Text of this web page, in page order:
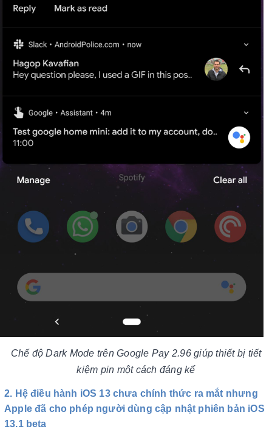
Chế độ Dark Mode trên Google Pay 2.96 giúp thiết bị tiết
kiệm pin một cách đáng kể
2. Hệ điều hành iOS 13 chưa chính thức ra mắt nhưng
Apple đã cho phép người dùng cập nhật phiên bản iOS
13.1 beta